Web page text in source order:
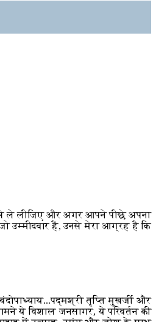
ले लीजिए और अगर आपने पीछे अपना
उम्मीदवार हैं, उनसे मेरा आग्रह है कि
तृप्ति मुखर्जी और
ये विशाल जनसागर, ये परिवर्तन की